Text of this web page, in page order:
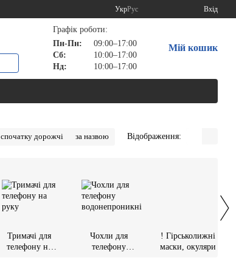
УкрРус Вхід
Графік роботи:
Пн-Пн:
09:00–17:00
Сб:
10:00–17:00
Нд:
10:00–17:00
Мій кошик
спочатку дорожчі за назвою Відображення:
Тримачі для
телефону на
Чохли для
телефону
! Гірськолижні
маски, окуляри